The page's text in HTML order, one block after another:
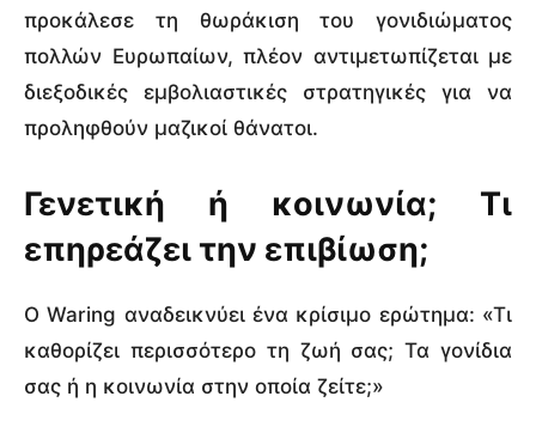
προκάλεσε τη θωράκιση του γονιδιώματος
πολλών Ευρωπαίων, πλέον αντιμετωπίζεται με
διεξοδικές εμβολιαστικές στρατηγικές για να
προληφθούν μαζικοί θάνατοι.
Γενετική ή κοινωνία; Τι
επηρεάζει την επιβίωση;
Ο Waring αναδεικνύει ένα κρίσιμο ερώτημα: «Τι
καθορίζει περισσότερο τη ζωή σας; Τα γονίδια
σας ή η κοινωνία στην οποία ζείτε;»